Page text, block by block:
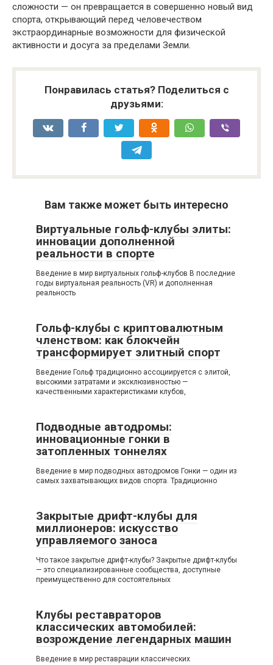
сложности — он превращается в совершенно новый вид
спорта, открывающий перед человечеством
экстраординарные возможности для физической
активности и досуга за пределами Земли.
Понравилась статья? Поделиться с
друзьями:
Вам также может быть интересно
Виртуальные гольф-клубы элиты:
инновации дополненной
реальности в спорте
Введение в мир виртуальных гольф-клубов В последние
годы виртуальная реальность (VR) и дополненная
реальность
Гольф-клубы с криптовалютным
членством: как блокчейн
трансформирует элитный спорт
Введение Гольф традиционно ассоциируется с элитой,
высокими затратами и эксклюзивностью —
качественными характеристиками клубов,
Подводные автодромы:
инновационные гонки в
затопленных тоннелях
Введение в мир подводных автодромов Гонки — один из
самых захватывающих видов спорта. Традиционно
Закрытые дрифт-клубы для
миллионеров: искусство
управляемого заноса
Что такое закрытые дрифт-клубы? Закрытые дрифт-клубы
— это специализированные сообщества, доступные
преимущественно для состоятельных
Клубы реставраторов
классических автомобилей:
возрождение легендарных машин
Введение в мир реставрации классических